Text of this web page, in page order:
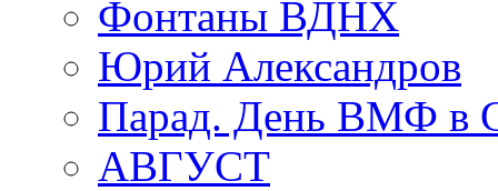
Фонтаны ВДНХ
Юрий Александров
Парад. День ВМФ в
АВГУСТ